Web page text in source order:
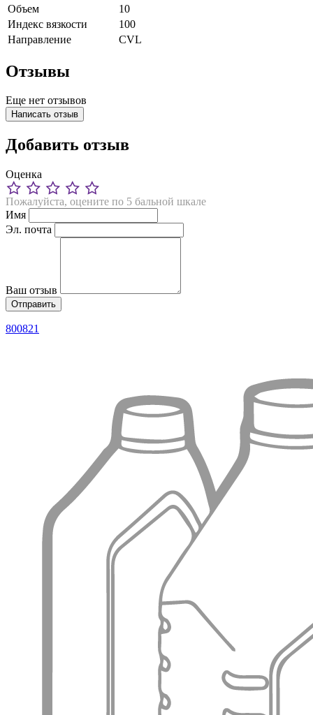
Объем
10
Индекс вязкости
100
Направление
CVL
Отзывы
Еще нет отзывов
Написать отзыв
Добавить отзыв
Оценка
Пожалуйста, оцените по 5 бальной шкале
Имя
Эл. почта
Ваш отзыв
800821